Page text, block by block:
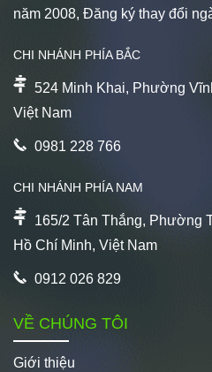
năm 2008, Đăng ký thay đổi
CHI NHÁNH PHÍA BẮC
524 Minh Khai, Phường
Việt Nam
0981 228 766
CHI NHÁNH PHÍA NAM
165/2 Tân Thắng, Phường
Hồ Chí Minh, Việt Nam
0912 026 829
VỀ CHÚNG TÔI
Giới thiệu